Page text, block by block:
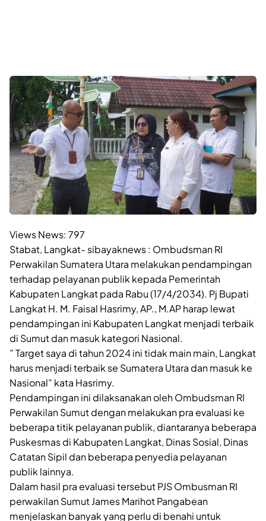
Views News: 797
Stabat, Langkat- sibayaknews : Ombudsman RI
Perwakilan Sumatera Utara melakukan pendampingan
terhadap pelayanan publik kepada Pemerintah
Kabupaten Langkat pada Rabu (17/4/2034). Pj Bupati
Langkat H. M. Faisal Hasrimy, AP., M.AP harap lewat
pendampingan ini Kabupaten Langkat menjadi terbaik
di Sumut dan masuk kategori Nasional.
” Target saya di tahun 2024 ini tidak main main, Langkat
harus menjadi terbaik se Sumatera Utara dan masuk ke
Nasional” kata Hasrimy.
Pendampingan ini dilaksanakan oleh Ombudsman RI
Perwakilan Sumut dengan melakukan pra evaluasi ke
beberapa titik pelayanan publik, diantaranya beberapa
Puskesmas di Kabupaten Langkat, Dinas Sosial, Dinas
Catatan Sipil dan beberapa penyedia pelayanan
publik lainnya.
Dalam hasil pra evaluasi tersebut PJS Ombusman RI
perwakilan Sumut James Marihot Pangabean
menjelaskan banyak yang perlu di benahi untuk